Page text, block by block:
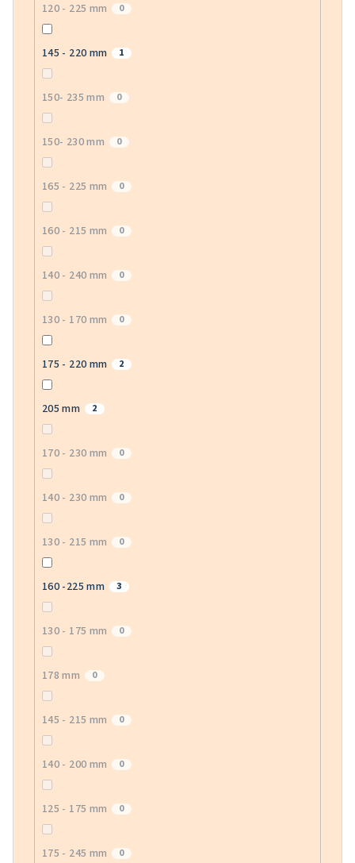
120 - 225 mm 0
145 - 220 mm 1
150- 235 mm 0
150- 230 mm 0
165 - 225 mm 0
160 - 215 mm 0
140 - 240 mm 0
130 - 170 mm 0
175 - 220 mm 2
205 mm 2
170 - 230 mm 0
140 - 230 mm 0
130 - 215 mm 0
160 -225 mm 3
130 - 175 mm 0
178 mm 0
145 - 215 mm 0
140 - 200 mm 0
125 - 175 mm 0
175 - 245 mm 0